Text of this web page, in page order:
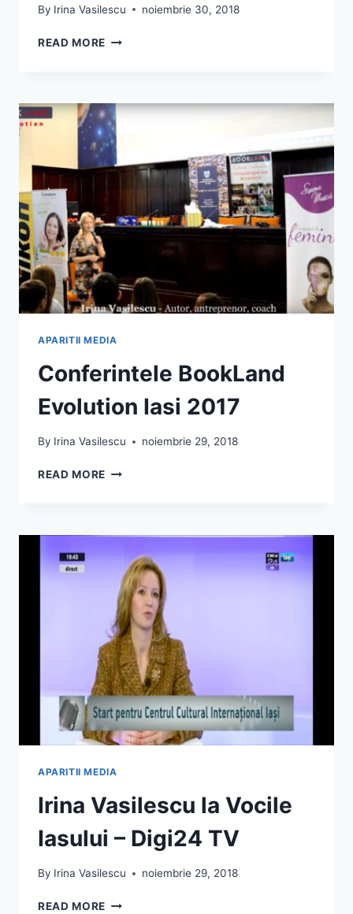
By Irina Vasilescu noiembrie 30, 2018
READ MORE IRINA
EDUCATIA
IN
SCOALA
SI
IN
1TV
NEAMT
APARITII MEDIA
Conferintele BookLand
Evolution Iasi 2017
By Irina Vasilescu noiembrie 29, 2018
READ MORE CONFERINTELE
2017
APARITII MEDIA
Irina Vasilescu la Vocile
Iasului – Digi24 TV
By Irina Vasilescu noiembrie 29, 2018
READ MORE IRINA